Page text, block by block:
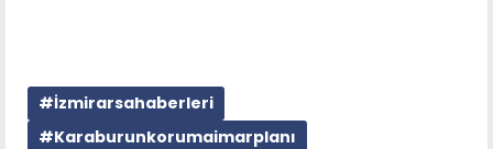
#İzmirarsahaberleri
#Karaburunkorumaimarplanı